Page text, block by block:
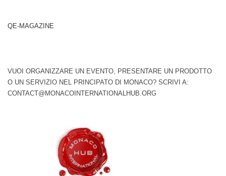
QE-MAGAZINE
VUOI ORGANIZZARE UN EVENTO, PRESENTARE UN PRODOTTO
O UN SERVIZIO NEL PRINCIPATO DI MONACO? SCRIVI A:
CONTACT@MONACOINTERNATIONALHUB.ORG